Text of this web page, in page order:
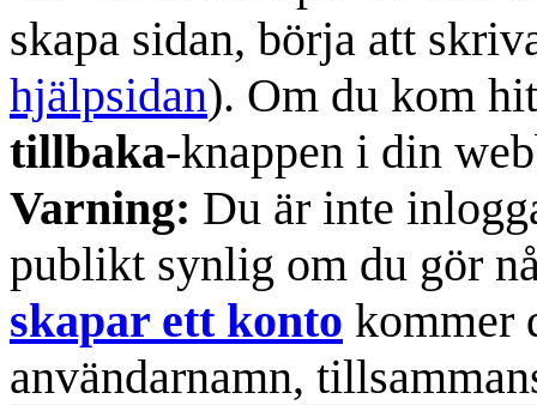
skapa sidan, börja att
hjälpsidan). Om du kom
tillbaka-knappen i din
Varning: Du är inte
publikt synlig om du gör
skapar ett konto kommer
användarnamn,